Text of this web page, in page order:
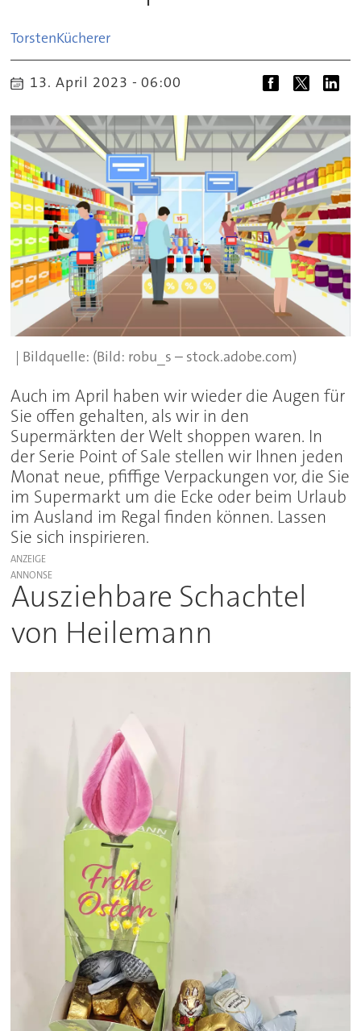
TorstenKücherer
13. April 2023 - 06:00
(Bild: robu_s – stock.adobe.com)
Auch im April haben wir wieder die Augen für
Sie offen gehalten, als wir in den
Supermärkten der Welt shoppen waren. In
der Serie Point of Sale stellen wir Ihnen jeden
Monat neue, pfiffige Verpackungen vor, die Sie
im Supermarkt um die Ecke oder beim Urlaub
im Ausland im Regal finden können. Lassen
Sie sich inspirieren.
ANZEIGE
Ausziehbare Schachtel
von Heilemann